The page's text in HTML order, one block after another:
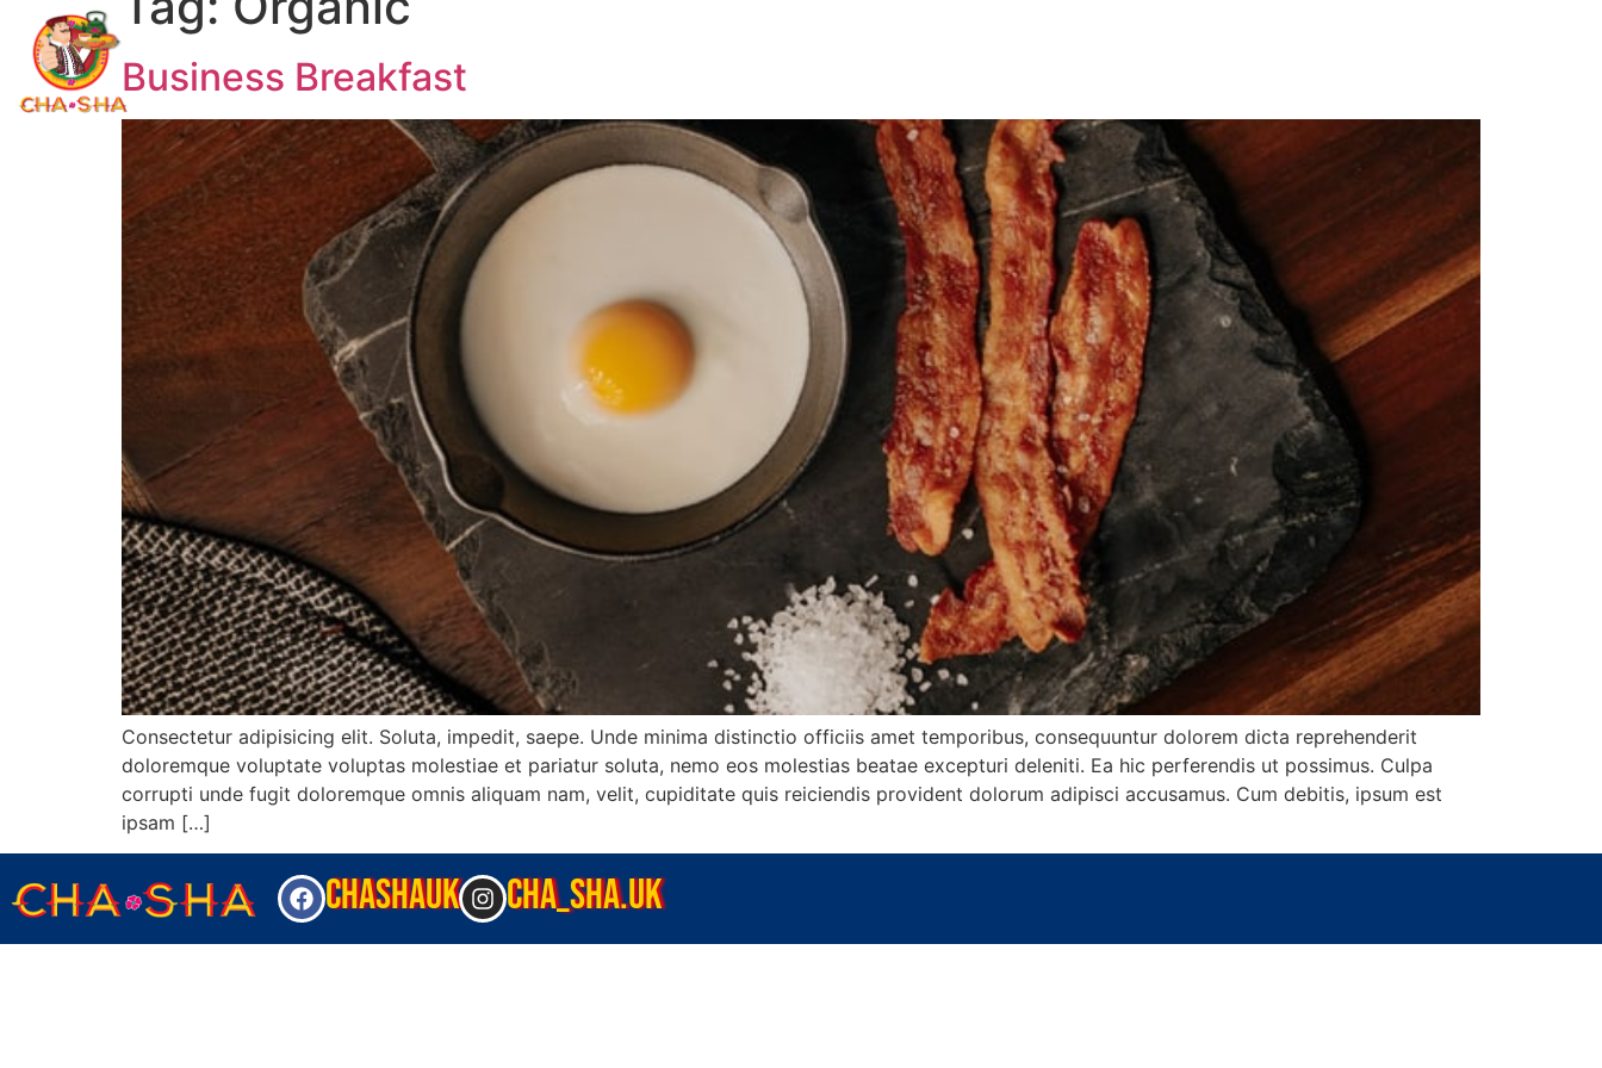
Business Breakfast
Consectetur adipisicing elit. Soluta, impedit, saepe. Unde minima distinctio officiis amet temporibus, consequuntur dolorem dicta reprehenderit
doloremque voluptate voluptas molestiae et pariatur soluta, nemo eos molestias beatae excepturi deleniti. Ea hic perferendis ut possimus. Culpa
corrupti unde fugit doloremque omnis aliquam nam, velit, cupiditate quis reiciendis provident dolorum adipisci accusamus. Cum debitis, ipsum est
ipsam […]
CHASHAUK CHA_SHA.UK